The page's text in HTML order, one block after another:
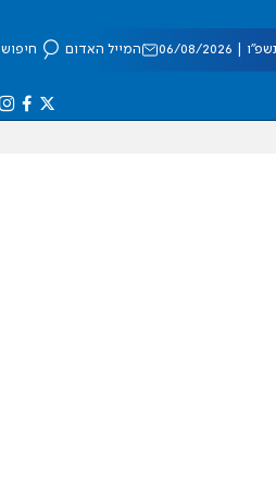
08/2026 המייל האדום חיפוש